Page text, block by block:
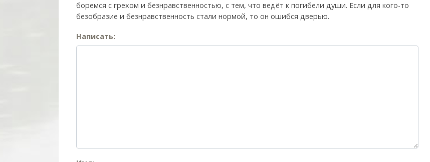
боремся с грехом и без­нрав­ствен­ностью, с тем, что ведёт к погибели души. Если для кого-то
безобразие и безнравственность стали нормой, то он ошибся дверью.
Написать: